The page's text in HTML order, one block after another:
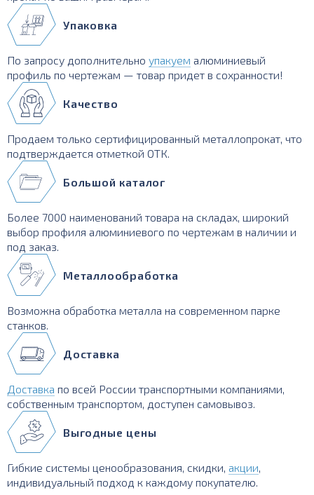
Упаковка
По запросу дополнительно упакуем алюминиевый
профиль по чертежам — товар придет в сохранности!
Качество
Продаем только сертифицированный металлопрокат, что
подтверждается отметкой ОТК.
Большой каталог
Более 7000 наименований товара на складах, широкий
выбор профиля алюминиевого по чертежам в наличии и
под заказ.
Металлообработка
Возможна обработка металла на современном парке
станков.
Доставка
Доставка по всей России транспортными компаниями,
собственным транспортом, доступен самовывоз.
Выгодные цены
Гибкие системы ценообразования, скидки, акции,
индивидуальный подход к каждому покупателю.